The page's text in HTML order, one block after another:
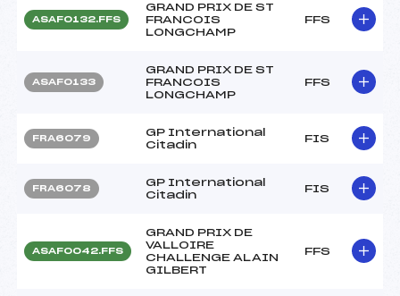
ASAF0132.FFS
GRAND PRIX DE ST
FRANCOIS
LONGCHAMP
FFS
ASAF0133
GRAND PRIX DE ST
FRANCOIS
LONGCHAMP
FFS
FRA6079
GP International
Citadin
FIS
FRA6078
GP International
Citadin
FIS
ASAF0042.FFS
GRAND PRIX DE
VALLOIRE
CHALLENGE ALAIN
GILBERT
FFS